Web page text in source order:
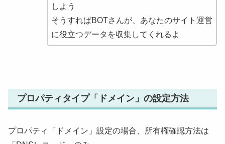
しよう
そうすればBOTさんが、あなたのサイト運営
に役立つデータを収集してくれるよ
プロパティタイプ「ドメイン」の設定方法
プロパティ「ドメイン」設定の場合、所有権確認方法は